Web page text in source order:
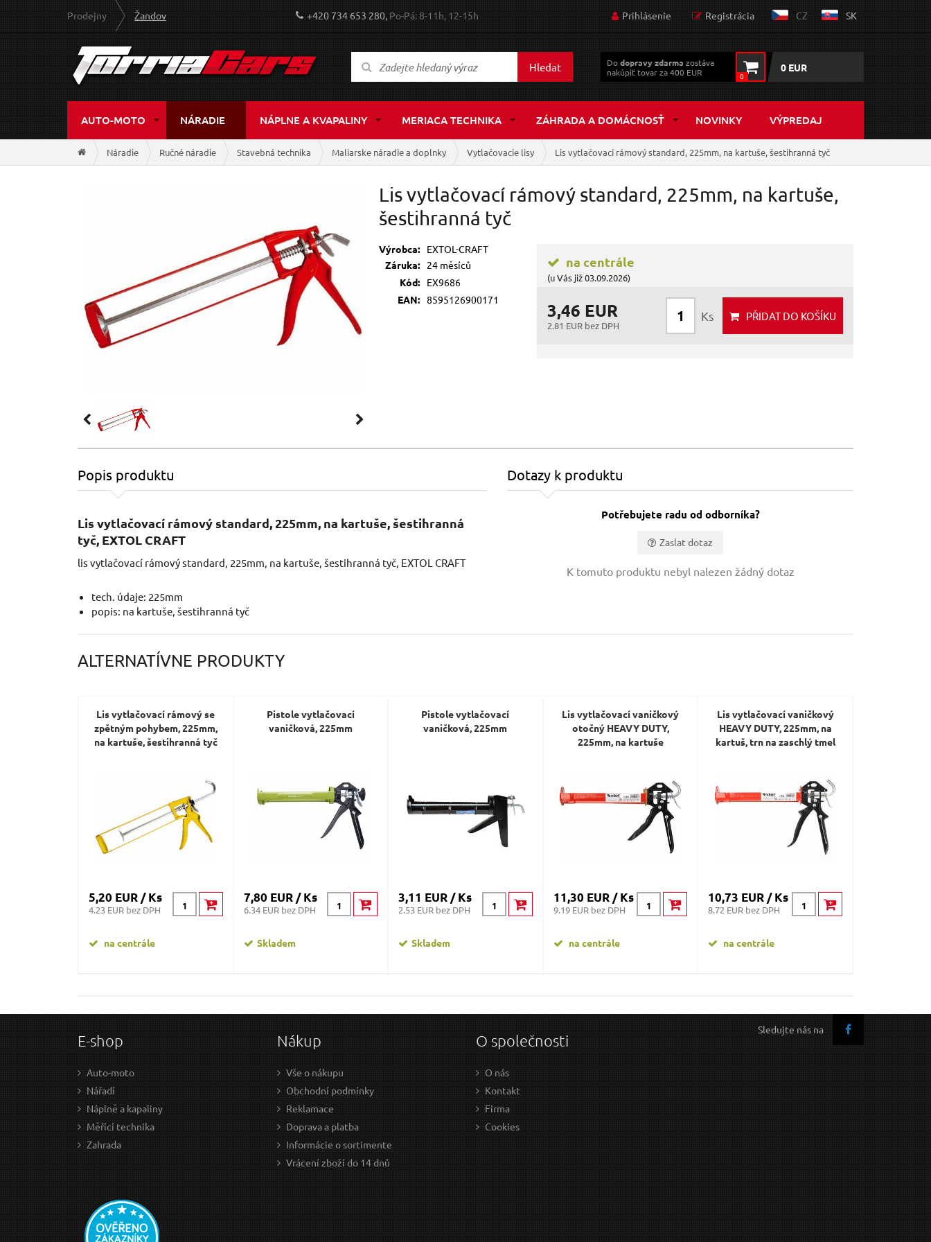
Prodejny Žandov +420 734 653 280, Po-Pá: 8-11h, 12-15h Prihlásenie Registrácia CZ SK
Hledat Dodopravy zdarma zostáva
nakúpiť tovar za 400 EUR
0
0 EUR
AUTO-MOTO NÁRADIE NÁPLNE A KVAPALINY MERIACA TECHNIKA ZÁHRADA A DOMÁCNOSŤ NOVINKY VÝPREDAJ
Náradie Ručné náradie Stavebná technika Maliarske náradie a doplnky Vytlačovacie lisy Lis vytlačovací rámový standard, 225mm, na kartuše, šestihranná tyč
Lis vytlačovací rámový standard, 225mm, na kartuše,
šestihranná tyč
Výrobca:
EXTOL-CRAFT
Záruka:
24 měsíců
Kód:
EX9686
EAN: 8595126900171
na centrále
(u Vás již 03.09.2026)
3,46 EUR
2.81 EUR bez DPH
Ks PŘIDATDO KOŠÍKU
Popis produktu
Lis vytlačovací rámový standard, 225mm, na kartuše, šestihranná
tyč, EXTOL CRAFT
lis vytlačovací rámový standard, 225mm, na kartuše, šestihranná tyč, EXTOL CRAFT
tech. údaje: 225mm
popis: na kartuše, šestihranná tyč
Dotazy k produktu
Potřebujete radu od odborníka?
Zaslat dotaz
K tomuto produktu nebyl nalezen žádný dotaz
ALTERNATÍVNE PRODUKTY
Lis vytlačovací rámový se
zpětným pohybem, 225mm,
na kartuše, šestihranná tyč
5,20 EUR / Ks
4.23 EUR bez DPH
na centrále
Pistole vytlačovací
vaničková, 225mm
7,80 EUR / Ks
6.34 EUR bez DPH
Skladem
Pistole vytlačovací
vaničková, 225mm
3,11 EUR / Ks
2.53 EUR bez DPH
Skladem
Lis vytlačovací vaničkový
otočný HEAVY DUTY,
225mm, na kartuše
11,30 EUR / Ks
9.19 EUR bez DPH
na centrále
Lis vytlačovací vaničkový
HEAVY DUTY, 225mm, na
kartuš, trn na zaschlý tmel
10,73 EUR / Ks
8.72 EUR bez DPH
na centrále
Sledujte nás na
E-shop
Auto-moto
Nářadí
Náplně a kapaliny
Měřící technika
Zahrada
Nákup
Vše o nákupu
Obchodní podmínky
Reklamace
Doprava a platba
Informácie o sortimente
Vrácení zboží do 14 dnů
O společnosti
O nás
Kontakt
Firma
Cookies